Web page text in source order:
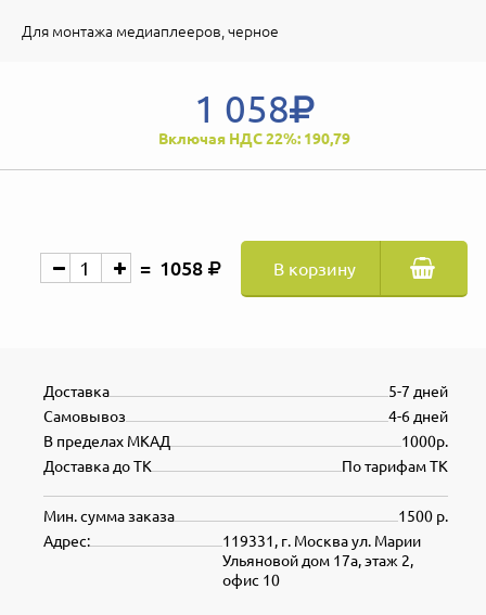
Для монтажа медиаплееров, черное
1 058
Включая НДС 22%: 190,79
1058 В корзину
5-7 дней
Доставка
4-6 дней
Самовывоз
1000р.
В пределах МКАД
По тарифам ТК
Доставка до ТК
1500 р.
Мин. сумма заказа
119331, г. Москва ул. Марии
Ульяновой дом 17а, этаж 2,
офис 10
Адрес: